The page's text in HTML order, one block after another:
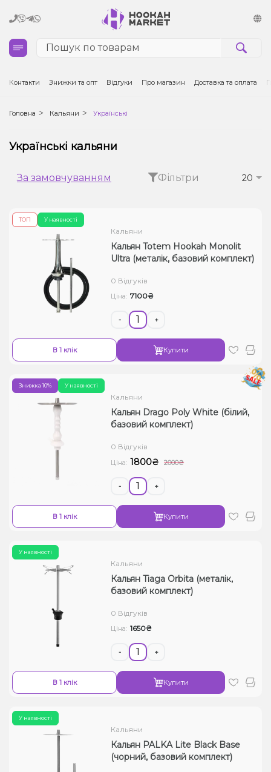
Кальяни
Тютюн для кальяну та кальянні суміші
Електронні сигарети (POD)
Комплектуючі для POD
Рідини для електронних сигарет
Подарункові набори
Контакти Знижки та опт Відгуки Про магазин Доставка та оплата
Головна Кальяни Українські
Українські кальяни
За замовчуванням Фільтри 20
У наявності
ТОП
Кальяни
Кальян Totem Hookah Monolit
Ultra (металік, базовий комплект)
0 Відгуків
Ціна: 7100₴
- +
В 1 клік Купити
У наявності
Знижка 10%
Кальяни
Кальян Drago Poly White (білий,
базовий комплект)
0 Відгуків
Ціна: 1800₴ 2000₴
- +
В 1 клік Купити
У наявності
Кальяни
Кальян Tiaga Orbita (металік,
базовий комплект)
0 Відгуків
Ціна: 1650₴
- +
В 1 клік Купити
У наявності
Кальяни
Кальян PALKA Lite Black Base
(чорний, базовий комплект)